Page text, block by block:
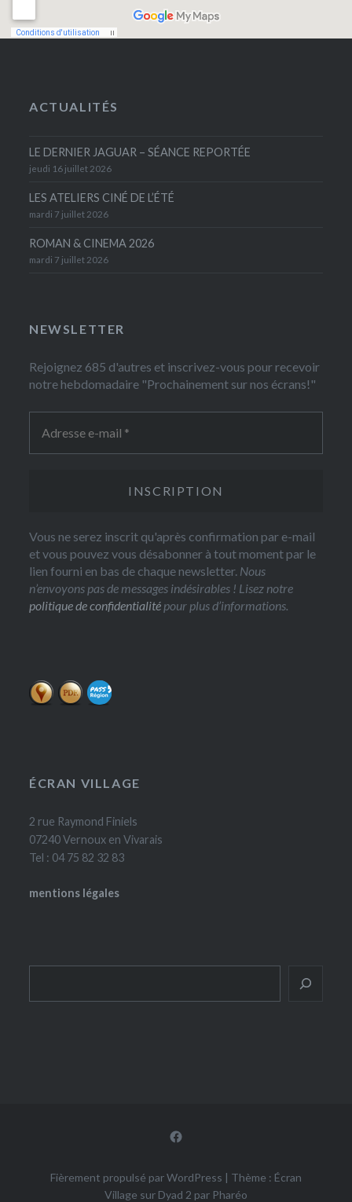
ACTUALITÉS
LE DERNIER JAGUAR – SÉANCE REPORTÉE
jeudi 16 juillet 2026
LES ATELIERS CINÉ DE L’ÉTÉ
mardi 7 juillet 2026
ROMAN & CINEMA 2026
mardi 7 juillet 2026
NEWSLETTER
Rejoignez 685 d'autres et inscrivez-vous pour recevoir
notre hebdomadaire "Prochainement sur nos écrans!"
Vous ne serez inscrit qu'après confirmation par e-mail
et vous pouvez vous désabonner à tout moment par le
lien fourni en bas de chaque newsletter. Nous
n’envoyons pas de messages indésirables ! Lisez notre
politique de confidentialité pour plus d’informations.
ÉCRAN VILLAGE
2 rue Raymond Finiels
07240 Vernoux en Vivarais
Tel : 04 75 82 32 83
mentions légales
Facebook
Fièrement propulsé par WordPress | Thème : Écran
Village sur Dyad 2 par Pharéo